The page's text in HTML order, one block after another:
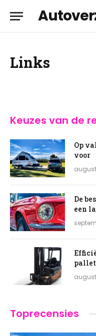
Links
Keuzes van de
Op
voor
De
een
Toprecensies